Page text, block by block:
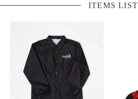
ITEMS LIST